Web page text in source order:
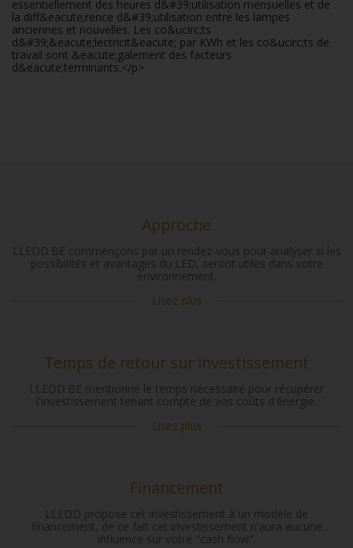
essentiellement des heures d&#39;utilisation mensuelles et de
la diff&eacute;rence d&#39;utilisation entre les lampes
anciennes et nouvelles. Les co&ucirc;ts
d&#39;&eacute;lectricit&eacute; par KWh et les co&ucirc;ts de
travail sont &eacute;galement des facteurs
d&eacute;terminants.</p>
Approche
LLEDD.BE commençons par un rendez-vous pour analyser si les
possibilités et avantages du LED, seront utiles dans votre
environnement.
Lisez plus
Temps de retour sur investissement
LLEDD.BE mentionne le temps nécessaire pour récupérer
l'investissement tenant compte de vos coûts d'énergie.
Lisez plus
Financement
LLEDD propose cet investissement à un modèle de
financement, de ce fait cet investissement n'aura aucune
influence sur votre "cash flow".